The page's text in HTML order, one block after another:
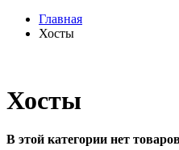
Главная
Хосты
Хосты
В этой категории нет